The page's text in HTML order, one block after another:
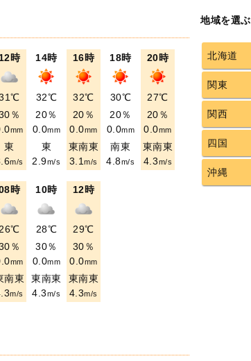
時
％
mm
東
m/s
14時
32℃
20％
0.0mm
東
2.9m/s
16時
32℃
20％
0.0mm
東南東
3.1m/s
18時
30℃
20％
0.0mm
南東
4.8m/s
20時
27℃
20％
0.0mm
東南東
4.3m/s
時
％
mm
南東
m/s
10時
28℃
30％
0.0mm
東南東
4.3m/s
12時
29℃
30％
0.0mm
東南東
4.3m/s
地域を選ぶ
北海道
関東
関西
四国
沖縄